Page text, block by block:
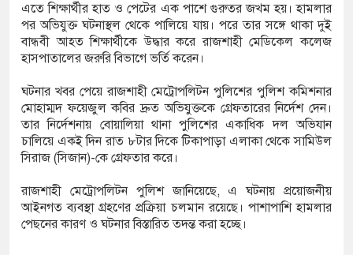
এতে শিক্ষার্থীর হাত ও পেটের এক পাশে গুরুতর জখম হয়। হামলার
পর অভিযুক্ত ঘটনাস্থল থেকে পালিয়ে যায়। পরে তার সঙ্গে থাকা দুই
বান্ধবী আহত শিক্ষার্থীকে উদ্ধার করে রাজশাহী মেডিকেল কলেজ
হাসপাতালের জরুরি বিভাগে ভর্তি করেন।
ঘটনার খবর পেয়ে রাজশাহী মেট্রোপলিটন পুলিশের পুলিশ কমিশনার
মোহাম্মদ ফয়েজুল কবির দ্রুত অভিযুক্তকে গ্রেফতারের নির্দেশ দেন।
তার নির্দেশনায় বোয়ালিয়া থানা পুলিশের একাধিক দল অভিযান
চালিয়ে একই দিন রাত ৮টার দিকে টিকাপাড়া এলাকা থেকে সামিউল
সিরাজ (সিজান)-কে গ্রেফতার করে।
রাজশাহী মেট্রোপলিটন পুলিশ জানিয়েছে, এ ঘটনায় প্রয়োজনীয়
আইনগত ব্যবস্থা গ্রহণের প্রক্রিয়া চলমান রয়েছে। পাশাপাশি হামলার
পেছনের কারণ ও ঘটনার বিস্তারিত তদন্ত করা হচ্ছে।